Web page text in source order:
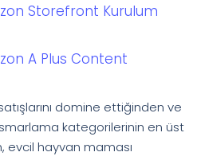
Storefront Kurulum
A Plus Content
domine ettiğinden ve
kategorilerinin en üst
evcil hayvan maması